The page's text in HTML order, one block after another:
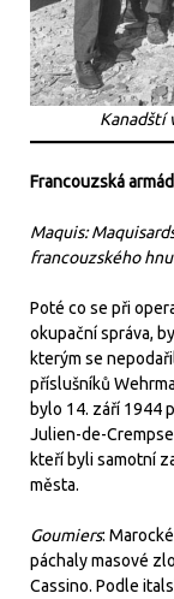
Kanadští
Francouzská
Maquis:
francouzského
Poté co se při
okupační správa,
kterým se
příslušníků
bylo 14. září 1944
Julien-de-
kteří byli samotní
města.
Goumiers:
páchaly masové
Cassino. Podle